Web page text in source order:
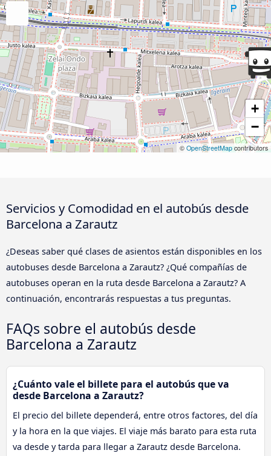
+
−
© OpenStreetMapcontributors
Servicios y Comodidad en el autobús desde
Barcelona a Zarautz
¿Deseas saber qué clases de asientos están disponibles en los
autobuses desde Barcelona a Zarautz? ¿Qué compañías de
autobuses operan en la ruta desde Barcelona a Zarautz? A
continuación, encontrarás respuestas a tus preguntas.
FAQs sobre el autobús desde
Barcelona a Zarautz
¿Cuánto vale el billete para el autobús que va
desde Barcelona a Zarautz?
El precio del billete dependerá, entre otros factores, del día
y la hora en la que viajes. El viaje más barato para esta ruta
va desde y tarda para llegar a Zarautz desde Barcelona.